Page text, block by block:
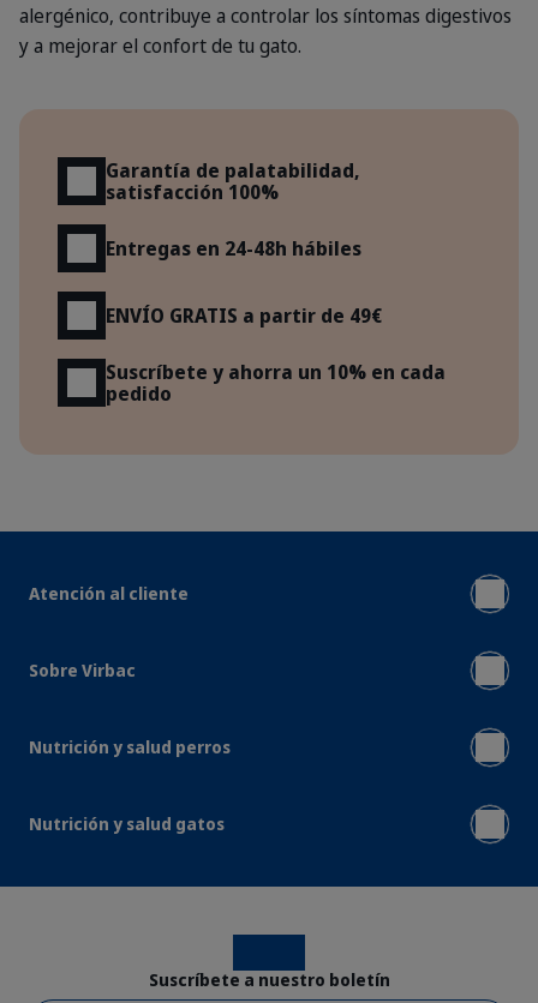
alergénico, contribuye a controlar los síntomas digestivos
y a mejorar el confort de tu gato.
Garantía de palatabilidad,
satisfacción 100%
Entregas en 24-48h hábiles
ENVÍO GRATIS a partir de 49€
Suscríbete y ahorra un 10% en cada
pedido
Atención al cliente
Sobre Virbac
Nutrición y salud perros
Nutrición y salud gatos
Suscríbete a nuestro boletín